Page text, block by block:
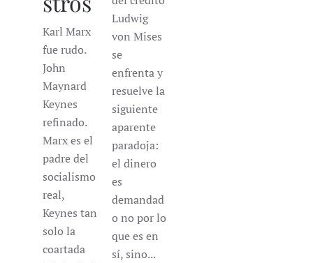
Karl Marx
fue rudo.
John
Maynard
Keynes
refinado.
Marx es el
padre del
socialismo
real,
Keynes tan
solo la
coartada
Ludwig
von Mises
se
enfrenta y
resuelve la
siguiente
aparente
paradoja:
el dinero
es
demandad
o no por lo
que es en
sí, sino...